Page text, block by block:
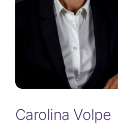
Carolina Volpe